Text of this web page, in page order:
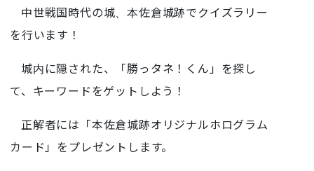
中世戦国時代の城、本佐倉城跡でクイズラリー
を行います！
城内に隠された、「勝っタネ！くん」を探し
て、キーワードをゲットしよう！
正解者には「本佐倉城跡オリジナルホログラム
カード」をプレゼントします。